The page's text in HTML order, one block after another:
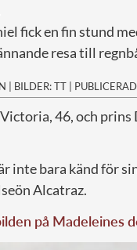
fick en fin stund
resa till
| BILDER: TT |
46, och prins
inte bara känd för
Alcatraz.
på Madeleines